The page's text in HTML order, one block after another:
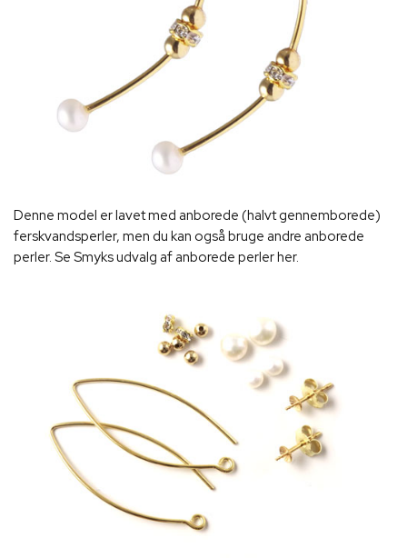
Denne model er lavet med anborede (halvt gennemborede)
ferskvandsperler, men du kan også bruge andre anborede
perler. Se Smyks udvalg af anborede perler her.